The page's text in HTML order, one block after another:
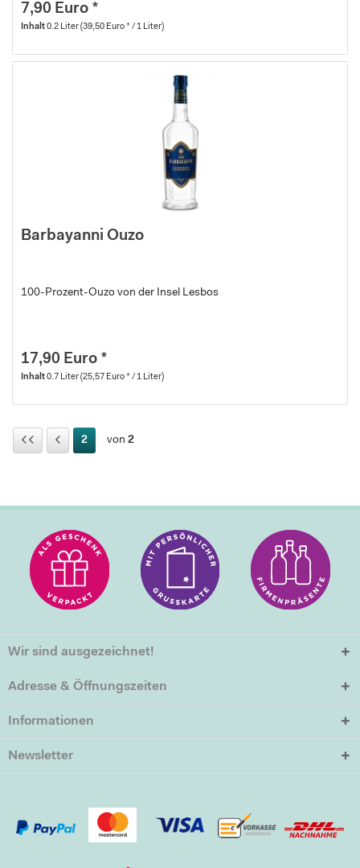
7,90 Euro *
Inhalt0.2 Liter(39,50 Euro * / 1 Liter)
Barbayanni Ouzo
100-Prozent-Ouzo von der Insel Lesbos
17,90 Euro *
Inhalt0.7 Liter(25,57 Euro * / 1 Liter)
2 von 2
Wir sind ausgezeichnet!
Adresse & Öffnungszeiten
Informationen
Newsletter